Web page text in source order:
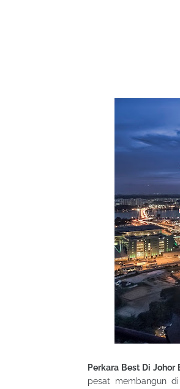
Perkara Best Di Johor
pesat membangun